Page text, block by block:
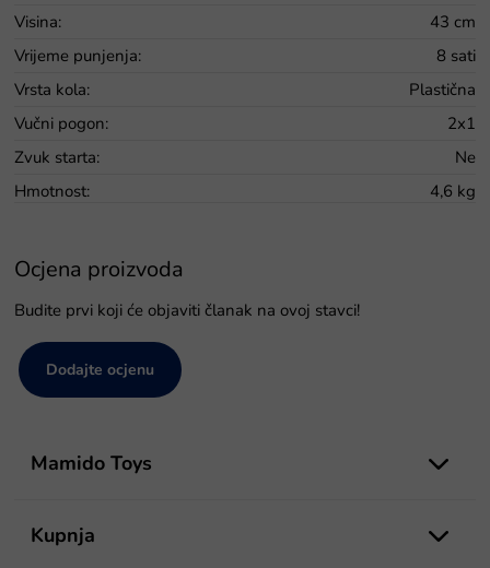
Visina:
43 cm
Vrijeme punjenja:
8 sati
Vrsta kola:
Plastična
Vučni pogon:
2x1
Zvuk starta:
Ne
Hmotnost: 4,6 kg
Ocjena proizvoda
Budite prvi koji će objaviti članak na ovoj stavci!
Dodajte ocjenu
Mamido Toys
Kupnja